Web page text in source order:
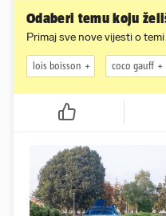
Odaberi temu koju
Primaj sve nove vijesti o
lois boisson coco gauff